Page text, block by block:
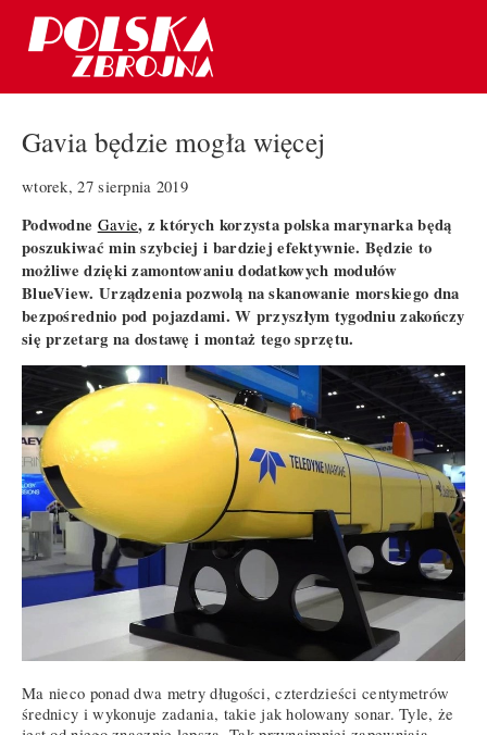
Gavia będzie mogła więcej
wtorek, 27 sierpnia 2019
Podwodne Gavie, z których korzysta polska marynarka będą
poszukiwać min szybciej i bardziej efektywnie. Będzie to
możliwe dzięki zamontowaniu dodatkowych modułów
BlueView. Urządzenia pozwolą na skanowanie morskiego dna
bezpośrednio pod pojazdami. W przyszłym tygodniu zakończy
się przetarg na dostawę i montaż tego sprzętu.
Ma nieco ponad dwa metry długości, czterdzieści centymetrów
średnicy i wykonuje zadania, takie jak holowany sonar. Tyle, że